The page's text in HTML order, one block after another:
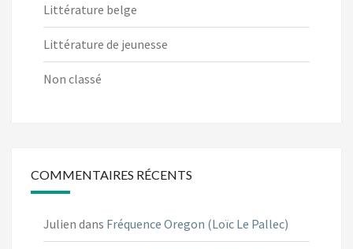
Littérature belge
Littérature de jeunesse
Non classé
COMMENTAIRES RÉCENTS
Julien dans Fréquence Oregon (Loïc Le Pallec)